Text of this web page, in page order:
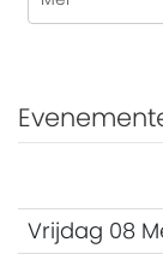
Vrijdag 08